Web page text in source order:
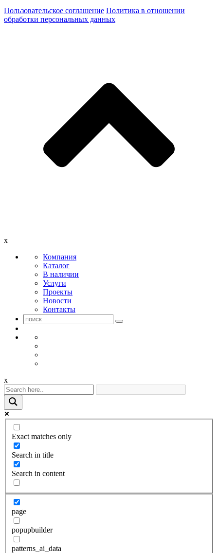
Пользовательское соглашение Политика в отношении
обработки персональных данных
x
Компания
Каталог
В наличии
Услуги
Проекты
Новости
Контакты
x
Exact matches only
Search in title
Search in content
page
popupbuilder
patterns_ai_data